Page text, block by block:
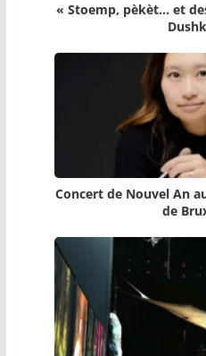
« Stoemp, pèkèt… et
Concert de Nouvel An
de